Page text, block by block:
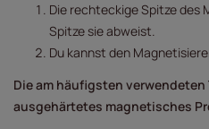
Die rechteckige Spitze des
Spitze sie abweist.
Du kannst den
Die am häufigsten
ausgehärtetes magnetisches